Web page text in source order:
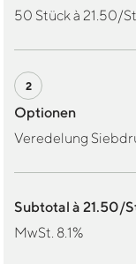
50 Stück à 21.50/
Optionen
Veredelung
Subtotal à 21.50/
MwSt. 8.1%